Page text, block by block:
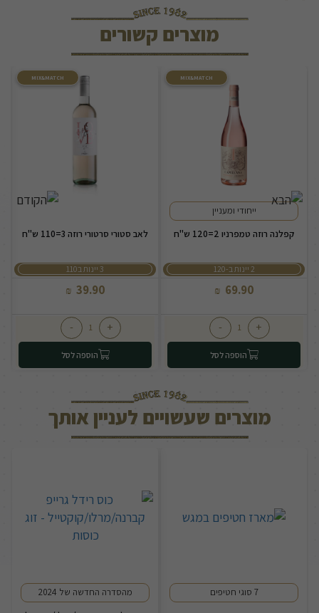
מוצרים קשורים
MIX&MATCH
ייחודי ומעניין
קפלנה רוזה טמפרניו 2=120 ש"ח
2 יינות ב-120
69.90
₪
+
-
הוספה לסל
MIX&MATCH
לאב סטורי סרטורי רוזה 3=110 ש"ח
3 יינות ב110
39.90
₪
+
-
הוספה לסל
מוצרים שעשויים לעניין אותך
7 סוגי חטיפים
מהסדרה החדשה של 2024